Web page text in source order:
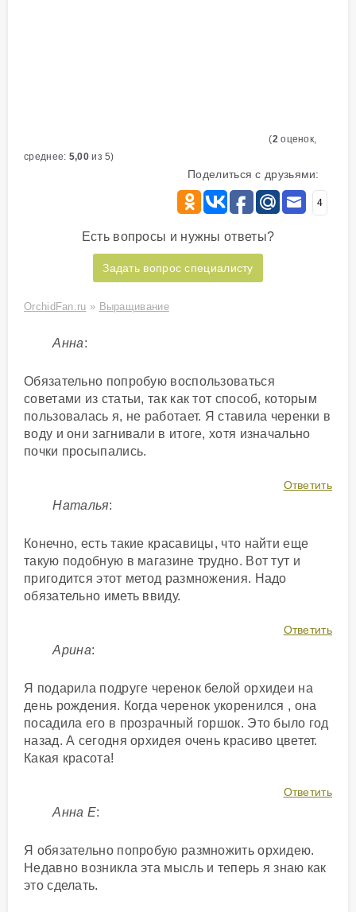
(2оценок,
среднее: 5,00из 5)
Поделиться с друзьями:
4
Есть вопросы и нужны ответы?
Задать вопрос специалисту
OrchidFan.ru » Выращивание
Анна:
Обязательно попробую воспользоваться
советами из статьи, так как тот способ, которым
пользовалась я, не работает. Я ставила черенки в
воду и они загнивали в итоге, хотя изначально
почки просыпались.
Ответить
Наталья:
Конечно, есть такие красавицы, что найти еще
такую подобную в магазине трудно. Вот тут и
пригодится этот метод размножения. Надо
обязательно иметь ввиду.
Ответить
Арина:
Я подарила подруге черенок белой орхидеи на
день рождения. Когда черенок укоренился , она
посадила его в прозрачный горшок. Это было год
назад. А сегодня орхидея очень красиво цветет.
Какая красота!
Ответить
Анна Е:
Я обязательно попробую размножить орхидею.
Недавно возникла эта мысль и теперь я знаю как
это сделать.